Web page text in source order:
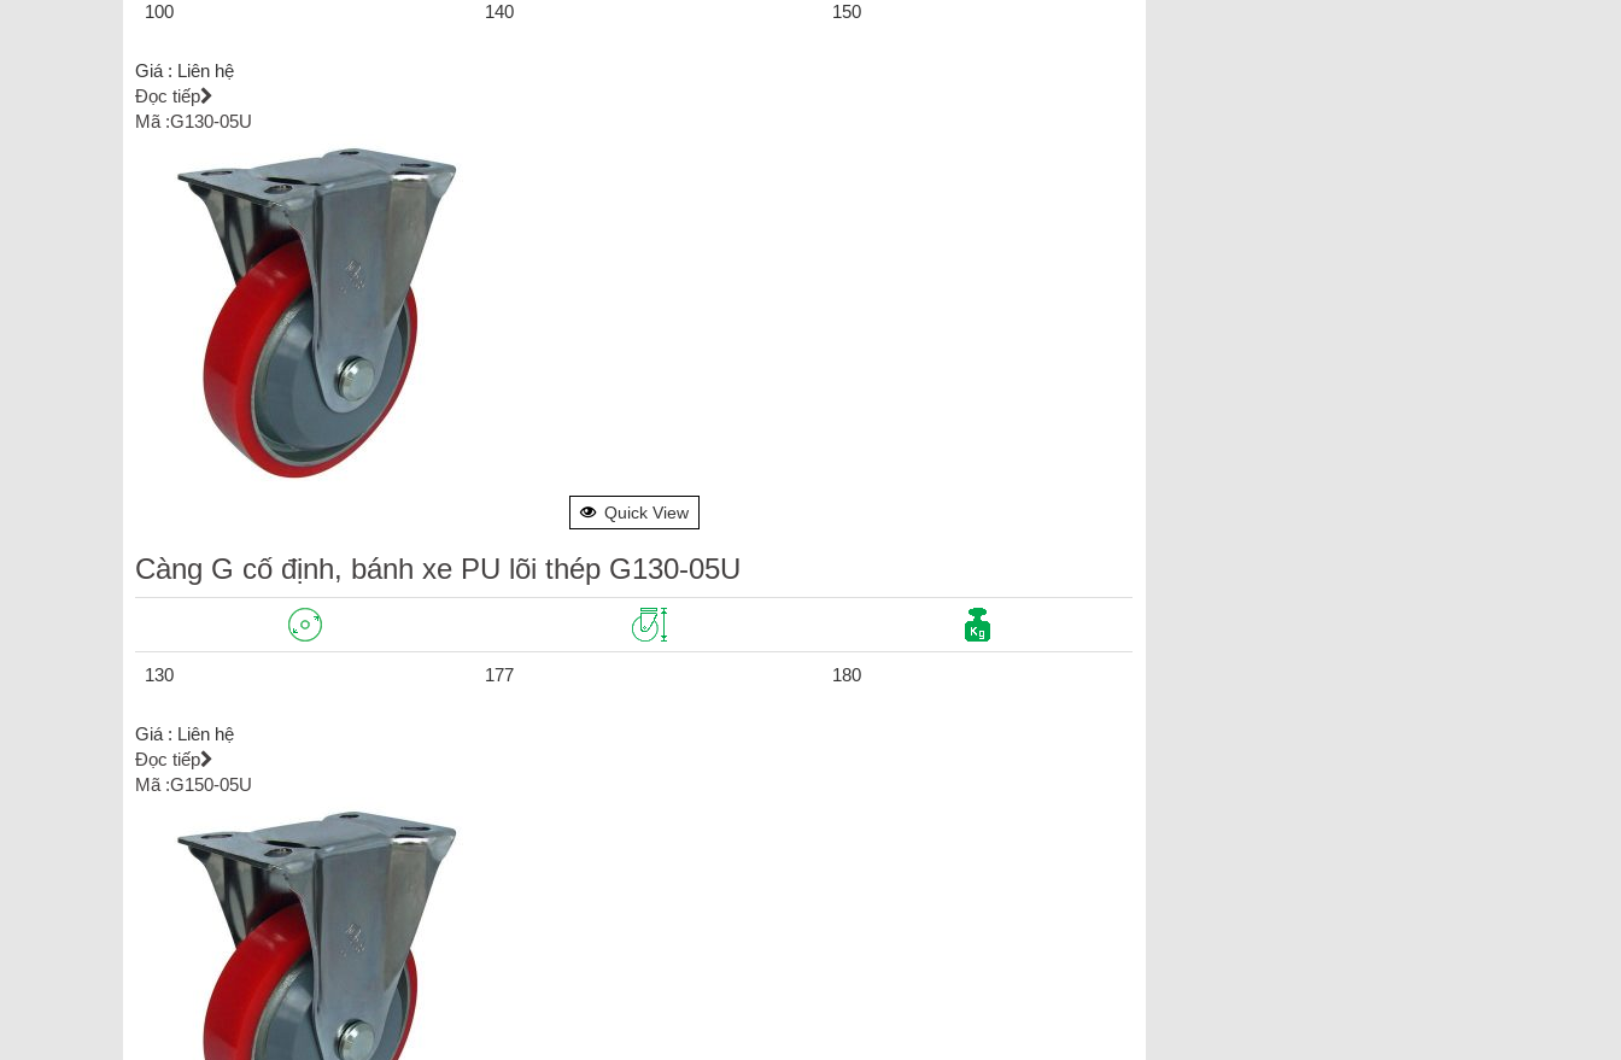
100 140 150
Giá : Liên hệ
Đọc tiếp
Mã :G130-05U
Quick View
Càng G cố định, bánh xe PU lõi thép G130-05U
130 177 180
Giá : Liên hệ
Đọc tiếp
Mã :G150-05U